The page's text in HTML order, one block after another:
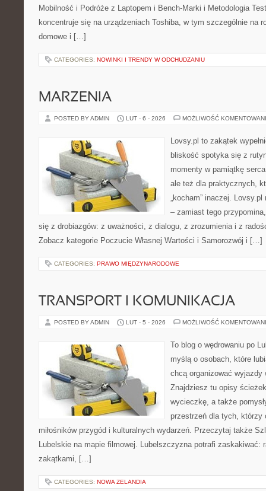
Mobilność i Podróże z Laptopem i Bench-Marki i Metodologia
koncentruje się na urządzeniach Toshiba, w tym szczególnie na
domowe i […]
CATEGORIES: NOWINKI I TRENDY W ODCHUDZANIU
MARZENIA
POSTED BY ADMIN LUT - 6 - 2026 MOŻLIWOŚĆ
Lovsy.pl to zakątek
bliskość spotyka się z
momenty w pamiątkę
ale też dla praktycznych,
„kocham” inaczej.
– zamiast tego
się z drobiazgów: z uważności, z dialogu, z zrozumienia i z
Zobacz kategorie Poczucie Własnej Wartości i Samorozwój i […]
CATEGORIES: PRAWO MIĘDZYNARODOWE
TRANSPORT I KOMUNIKACJA
POSTED BY ADMIN LUT - 5 - 2026 MOŻLIWOŚĆ
To blog o wędrowaniu po
myślą o osobach, które
chcą organizować wyjazdy
Znajdziesz tu opisy
wycieczkę, a także
przestrzeń dla tych, którzy
miłośników przygód i kulturalnych wydarzeń. Przeczytaj także
Lubelskie na mapie filmowej. Lubelszczyzna potrafi zaskakiwać:
zakątkami, […]
CATEGORIES: NOWA ZELANDIA